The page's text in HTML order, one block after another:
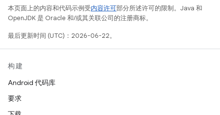
本页面上的内容和代码示例受内容许可部分所述许可的限制。Java 和
OpenJDK 是 Oracle 和/或其关联公司的注册商标。
最后更新时间 (UTC)：2026-06-22。
构建
Android 代码库
要求